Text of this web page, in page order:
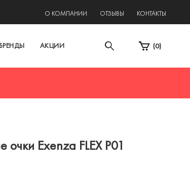
О КОМПАНИИ ОТЗЫВЫ КОНТАКТЫ
БРЕНДЫ АКЦИИ (0)
Exenza FLEX P01